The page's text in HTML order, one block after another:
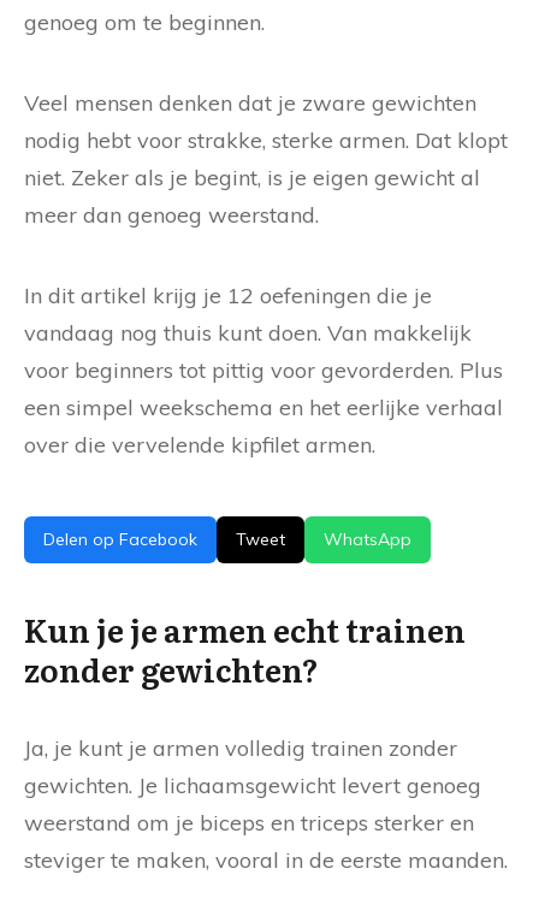
genoeg om te beginnen.
Veel mensen denken dat je zware gewichten
nodig hebt voor strakke, sterke armen. Dat klopt
niet. Zeker als je begint, is je eigen gewicht al
meer dan genoeg weerstand.
In dit artikel krijg je 12 oefeningen die je
vandaag nog thuis kunt doen. Van makkelijk
voor beginners tot pittig voor gevorderden. Plus
een simpel weekschema en het eerlijke verhaal
over die vervelende kipfilet armen.
Delen op Facebook Tweet WhatsApp
Kun je je armen echt trainen
zonder gewichten?
Ja, je kunt je armen volledig trainen zonder
gewichten. Je lichaamsgewicht levert genoeg
weerstand om je biceps en triceps sterker en
steviger te maken, vooral in de eerste maanden.